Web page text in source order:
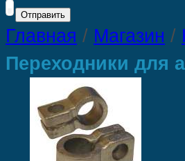
Главная / Магазин /
Переходники для